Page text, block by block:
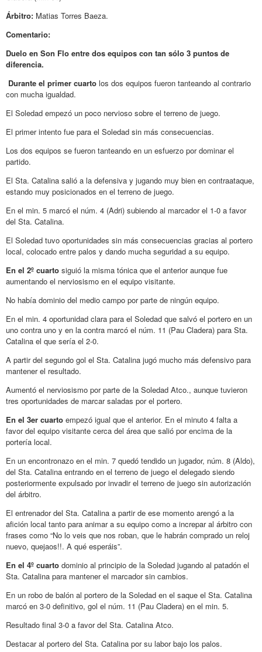
Árbitro: Matias Torres Baeza.
Comentario:
Duelo en Son Flo entre dos equipos con tan sólo 3 puntos de
diferencia.
Durante el primer cuarto los dos equipos fueron tanteando al contrario
con mucha igualdad.
El Soledad empezó un poco nervioso sobre el terreno de juego.
El primer intento fue para el Soledad sin más consecuencias.
Los dos equipos se fueron tanteando en un esfuerzo por dominar el
partido.
El Sta. Catalina salió a la defensiva y jugando muy bien en contraataque,
estando muy posicionados en el terreno de juego.
En el min. 5 marcó el núm. 4 (Adri) subiendo al marcador el 1-0 a favor
del Sta. Catalina.
El Soledad tuvo oportunidades sin más consecuencias gracias al portero
local, colocado entre palos y dando mucha seguridad a su equipo.
En el 2º cuarto siguió la misma tónica que el anterior aunque fue
aumentando el nerviosismo en el equipo visitante.
No había dominio del medio campo por parte de ningún equipo.
En el min. 4 oportunidad clara para el Soledad que salvó el portero en un
uno contra uno y en la contra marcó el núm. 11 (Pau Cladera) para Sta.
Catalina el que sería el 2-0.
A partir del segundo gol el Sta. Catalina jugó mucho más defensivo para
mantener el resultado.
Aumentó el nerviosismo por parte de la Soledad Atco., aunque tuvieron
tres oportunidades de marcar saladas por el portero.
En el 3er cuarto empezó igual que el anterior. En el minuto 4 falta a
favor del equipo visitante cerca del área que salió por encima de la
portería local.
En un encontronazo en el min. 7 quedó tendido un jugador, núm. 8 (Aldo),
del Sta. Catalina entrando en el terreno de juego el delegado siendo
posteriormente expulsado por invadir el terreno de juego sin autorización
del árbitro.
El entrenador del Sta. Catalina a partir de ese momento arengó a la
afición local tanto para animar a su equipo como a increpar al árbitro con
frases como “No lo veis que nos roban, que le habrán comprado un reloj
nuevo, quejaos!!. A qué esperáis”.
En el 4º cuarto dominio al principio de la Soledad jugando al patadón el
Sta. Catalina para mantener el marcador sin cambios.
En un robo de balón al portero de la Soledad en el saque el Sta. Catalina
marcó en 3-0 definitivo, gol el núm. 11 (Pau Cladera) en el min. 5.
Resultado final 3-0 a favor del Sta. Catalina Atco.
Destacar al portero del Sta. Catalina por su labor bajo los palos.